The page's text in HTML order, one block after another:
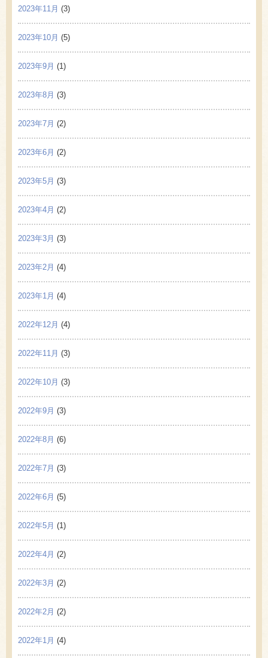
2023年11月 (3)
2023年10月 (5)
2023年9月 (1)
2023年8月 (3)
2023年7月 (2)
2023年6月 (2)
2023年5月 (3)
2023年4月 (2)
2023年3月 (3)
2023年2月 (4)
2023年1月 (4)
2022年12月 (4)
2022年11月 (3)
2022年10月 (3)
2022年9月 (3)
2022年8月 (6)
2022年7月 (3)
2022年6月 (5)
2022年5月 (1)
2022年4月 (2)
2022年3月 (2)
2022年2月 (2)
2022年1月 (4)